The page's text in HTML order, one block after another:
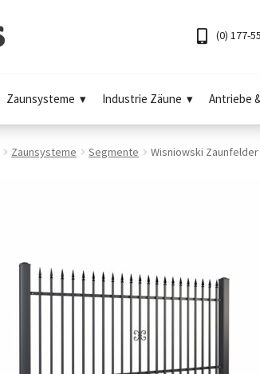
(0) 177-
Zaunsysteme Industrie Zäune Antriebe
Zaunsysteme Segmente Wisniowski Zaunfelder